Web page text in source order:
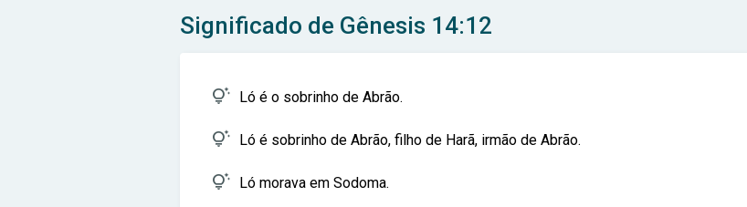
Significado de Gênesis 14:12
 Ló é o sobrinho de Abrão.
 Ló é sobrinho de Abrão, filho de Harã, irmão de Abrão.
 Ló morava em Sodoma.